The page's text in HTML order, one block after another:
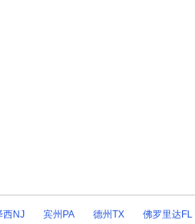
西NJ 宾州PA 德州TX 佛罗里达FL